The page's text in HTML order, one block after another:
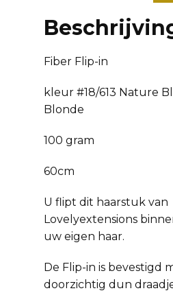
Fiber Flip-in
kleur #18/613 Nature
Blonde
100 gram
60cm
U flipt dit haarstuk van
Lovelyextensions
uw eigen haar.
De Flip-in is bevestigd
doorzichtig dun